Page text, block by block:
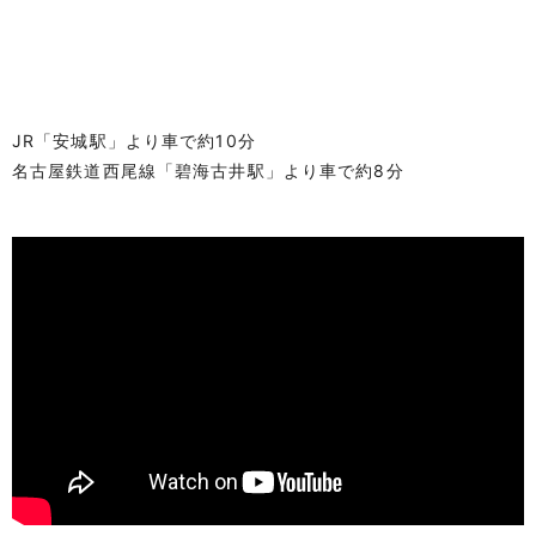
JR「安城駅」より車で約10分
名古屋鉄道西尾線「碧海古井駅」より車で約8分